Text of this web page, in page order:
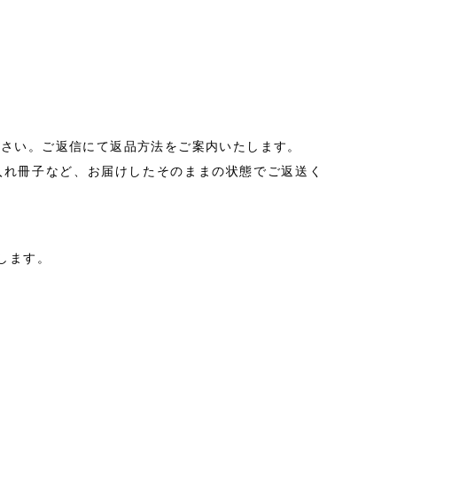
い。ご返信にて返品方法をご案内いたします。
冊子など、お届けしたそのままの状態でご返送く
す。